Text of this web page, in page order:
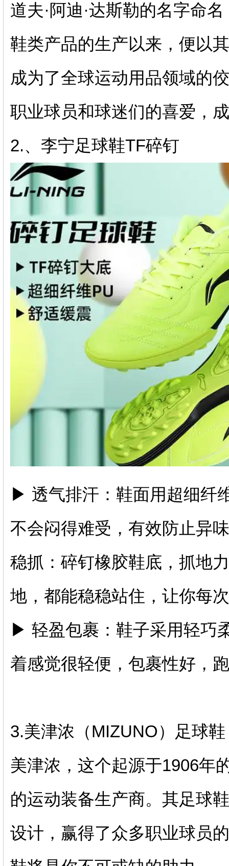
道夫·阿迪·达斯勒的名字命
鞋类产品的生产以来，便以
成为了全球运动用品领域的
职业球员和球迷们的喜爱，
2.、李宁足球鞋TF碎钉
▶ 透气排汗：鞋面用超细纤
不会闷得难受，有效防止异
稳抓：碎钉橡胶鞋底，抓地
地，都能稳稳站住，让你每
▶ 轻盈包裹：鞋子采用轻巧
着感觉很轻便，包裹性好，
3.美津浓（MIZUNO）足球鞋
美津浓，这个起源于1906年
的运动装备生产商。其足球
设计，赢得了众多职业球员